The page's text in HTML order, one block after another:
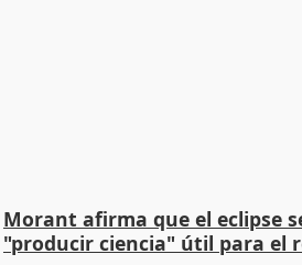
Morant afirma que el eclipse
"producir ciencia" útil para el